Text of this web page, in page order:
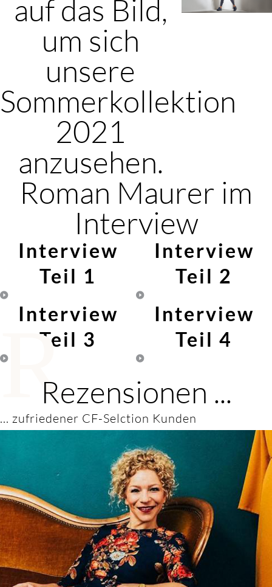
auf das Bild,
um sich
unsere
Sommerkollektion
2021
anzusehen.
Roman Maurer im
Interview
Interview
Teil 1
Interview
Teil 2
Interview
Teil 3
Interview
Teil 4
RRezensionen ...
... zufriedener CF-Selction Kunden